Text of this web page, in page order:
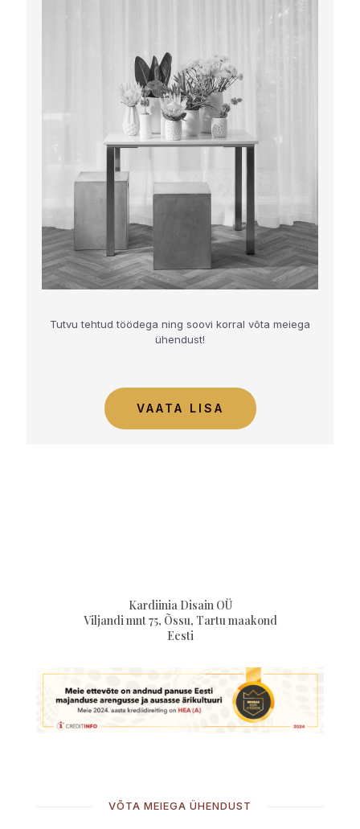
Tutvu tehtud töödega ning soovi korral võta meiega
ühendust!
VAATA LISA
Kardiinia Disain OÜ
Viljandi mnt 75, Õssu, Tartu maakond
Eesti
VÕTA MEIEGA ÜHENDUST